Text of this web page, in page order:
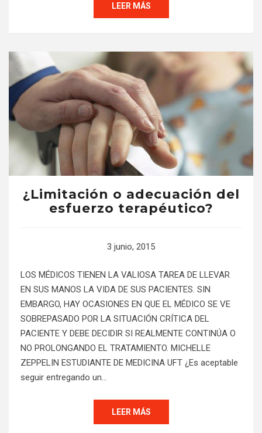
LEER MÁS
¿Limitación o adecuación del
esfuerzo terapéutico?
3 junio, 2015
LOS MÉDICOS TIENEN LA VALIOSA TAREA DE LLEVAR
EN SUS MANOS LA VIDA DE SUS PACIENTES. SIN
EMBARGO, HAY OCASIONES EN QUE EL MÉDICO SE VE
SOBREPASADO POR LA SITUACIÓN CRÍTICA DEL
PACIENTE Y DEBE DECIDIR SI REALMENTE CONTINÚA O
NO PROLONGANDO EL TRATAMIENTO. MICHELLE
ZEPPELIN ESTUDIANTE DE MEDICINA UFT ¿Es aceptable
seguir entregando un…
LEER MÁS